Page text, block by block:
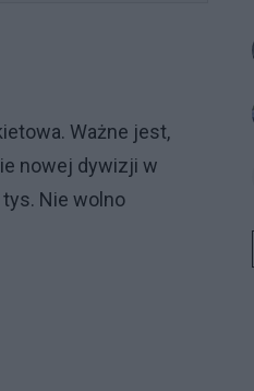
Ważne jest,
nowej dywizji w
Nie wolno